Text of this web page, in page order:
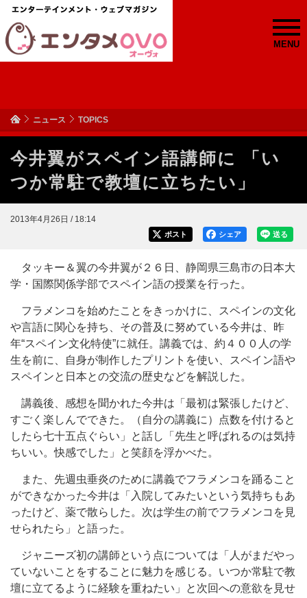
MENU
ニュース TOPICS
今井翼がスペイン語講師に 「い
つか常駐で教壇に立ちたい」
2013年4月26日 / 18:14
送る
シェア
ポスト
タッキー＆翼の今井翼が２６日、静岡県三島市の日本大
学・国際関係学部でスペイン語の授業を行った。
フラメンコを始めたことをきっかけに、スペインの文化
や言語に関心を持ち、その普及に努めている今井は、昨
年“スペイン文化特使”に就任。講義では、約４００人の学
生を前に、自身が制作したプリントを使い、スペイン語や
スペインと日本との交流の歴史などを解説した。
講義後、感想を聞かれた今井は「最初は緊張したけど、
すごく楽しんでできた。（自分の講義に）点数を付けると
したら七十五点ぐらい」と話し「先生と呼ばれるのは気持
ちいい。快感でした」と笑顔を浮かべた。
また、先週虫垂炎のために講義でフラメンコを踊ること
ができなかった今井は「入院してみたいという気持ちもあ
ったけど、薬で散らした。次は学生の前でフラメンコを見
せられたら」と語った。
ジャニーズ初の講師という点については「人がまだやっ
ていないことをすることに魅力を感じる。いつか常駐で教
壇に立てるように経験を重ねたい」と次回への意欲を見せ